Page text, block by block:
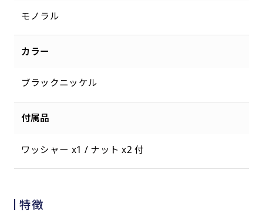
モノラル
カラー
ブラックニッケル
付属品
ワッシャー x1 / ナット x2 付
特徴